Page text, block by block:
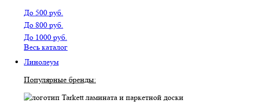
До 500 руб.
До 800 руб.
До 1000 руб.
Весь каталог
Линолеум
Популярные бренды: